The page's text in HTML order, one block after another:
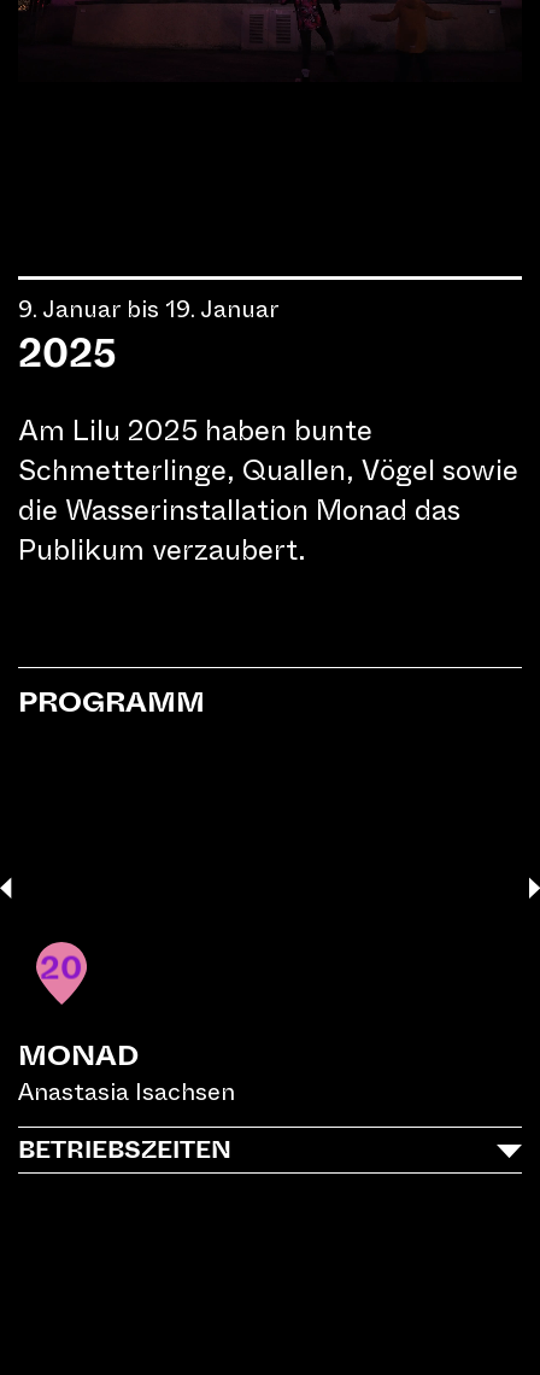
2025
9. Januar bis 19. Januar
Am Lilu 2025 haben bunte
Schmetterlinge, Quallen, Vögel sowie
die Wasserinstallation Monad das
Publikum verzaubert.
PROGRAMM
20
MONAD
Anastasia Isachsen
BETRIEBSZEITEN